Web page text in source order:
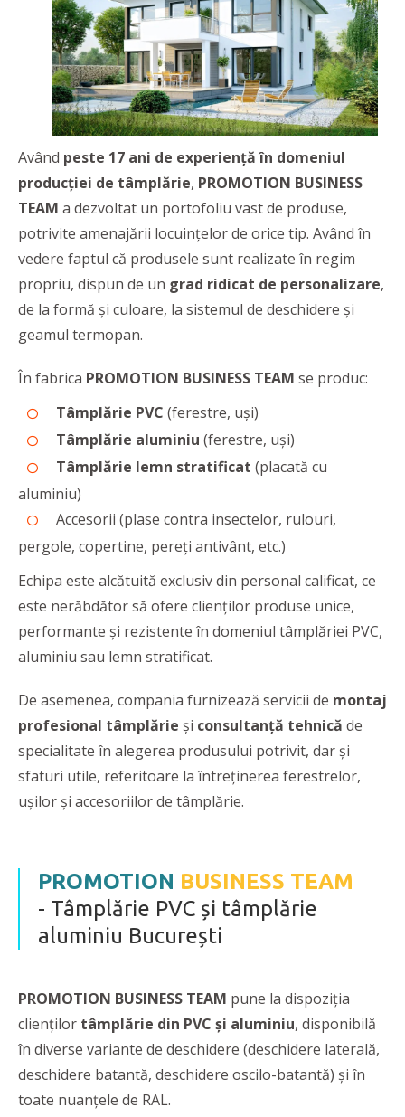
Având peste 17 ani de experiență în domeniul
producției de tâmplărie, PROMOTION BUSINESS
TEAM a dezvoltat un portofoliu vast de produse,
potrivite amenajării locuințelor de orice tip. Având în
vedere faptul că produsele sunt realizate în regim
propriu, dispun de un grad ridicat de personalizare,
de la formă și culoare, la sistemul de deschidere și
geamul termopan.
În fabrica PROMOTION BUSINESS TEAM se produc:
Tâmplărie PVC (ferestre, uși)
Tâmplărie aluminiu (ferestre, uși)
Tâmplărie lemn stratificat (placată cu
aluminiu)
Accesorii (plase contra insectelor, rulouri,
pergole, copertine, pereți antivânt, etc.)
Echipa este alcătuită exclusiv din personal calificat, ce
este nerăbdător să ofere clienţilor produse unice,
performante și rezistente în domeniul tâmplăriei PVC,
aluminiu sau lemn stratificat.
De asemenea, compania furnizează servicii de montaj
profesional tâmplărie și consultanță tehnică de
specialitate în alegerea produsului potrivit, dar și
sfaturi utile, referitoare la întreținerea ferestrelor,
ușilor și accesoriilor de tâmplărie.
PROMOTION BUSINESS TEAM
- Tâmplărie PVC și tâmplărie
aluminiu București
PROMOTION BUSINESS TEAM pune la dispoziția
clienților tâmplărie din PVC și aluminiu, disponibilă
în diverse variante de deschidere (deschidere laterală,
deschidere batantă, deschidere oscilo-batantă) și în
toate nuanțele de RAL.